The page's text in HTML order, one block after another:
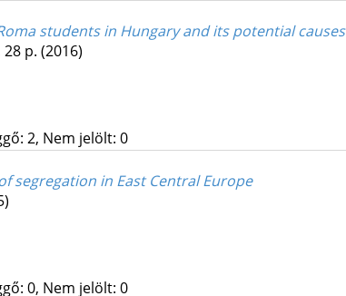
students in Hungary and its potential causes
28 p. (2016)
2, Nem jelölt: 0
segregation in East Central Europe
0, Nem jelölt: 0